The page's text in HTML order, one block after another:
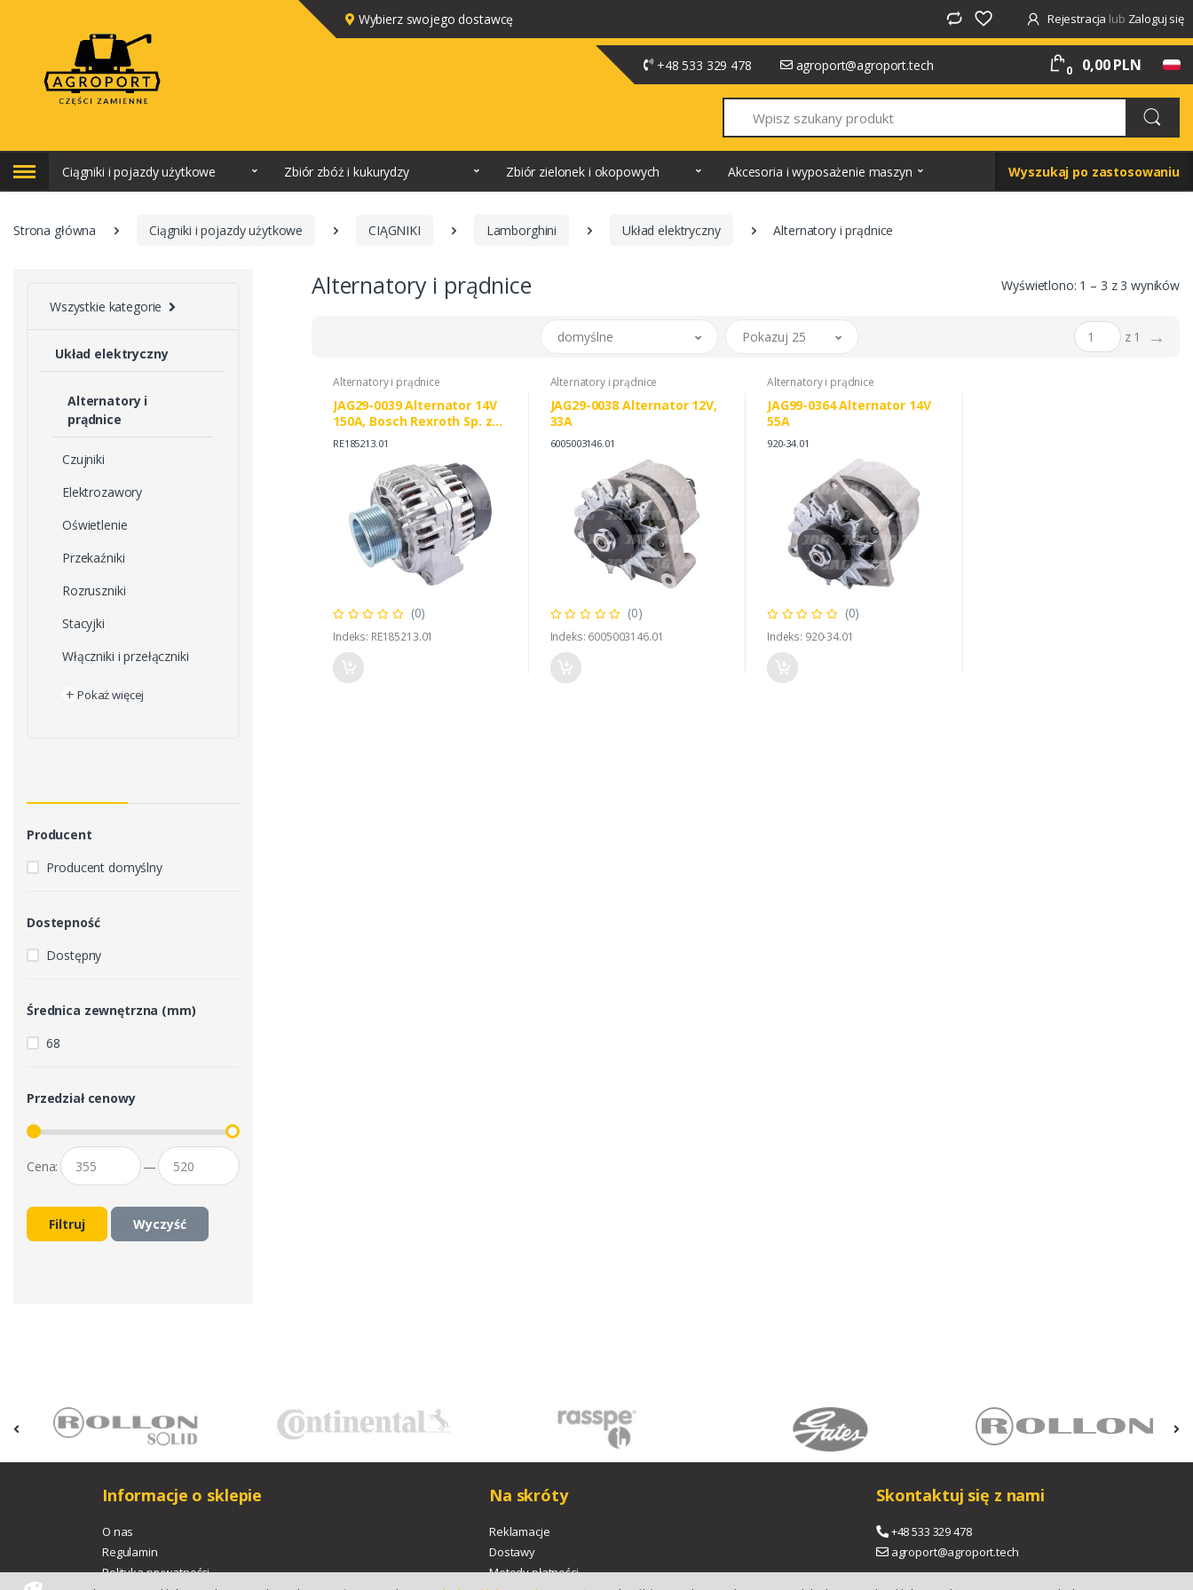
Wybierz swojego dostawcę Rejestracja lub Zaloguj się
+48 533 329 478 agroport@agroport.tech 0 0,00 PLN
Ciągniki i pojazdy użytkowe Zbiór zbóż i kukurydzy Zbiór zielonek i okopowych Akcesoria i wyposażenie maszyn Wyszukaj po zastosowaniu
Strona główna Ciągniki i pojazdy użytkowe CIĄGNIKI Lamborghini Układ elektryczny Alternatory i prądnice
Wszystkie kategorie
Układ elektryczny
Alternatory i
prądnice
Czujniki
Elektrozawory
Oświetlenie
Przekaźniki
Rozruszniki
Stacyjki
Włączniki i przełączniki
+ Pokaż więcej
Producent
Producent domyślny
Dostepność
Dostępny
Średnica zewnętrzna (mm)
68
Przedział cenowy
Cena: —
Filtruj Wyczyść
Alternatory i prądnice Wyświetlono: 1 – 3 z 3 wyników
domyślne Pokazuj 25 z 1 →
Alternatory i prądnice
JAG29-0039 Alternator 14V
150A, Bosch Rexroth Sp. z
o.o. 123515500 DEUTZ FAHR
1183606
RE185213.01
(0)
Indeks: RE185213.01
Alternatory i prądnice
JAG29-0038 Alternator 12V,
33A
6005003146.01
(0)
Indeks: 6005003146.01
Alternatory i prądnice
JAG99-0364 Alternator 14V
55A
920-34.01
(0)
Indeks: 920-34.01
Informacje o sklepie
O nas
Regulamin
Polityka prywatności
Na skróty
Reklamacje
Dostawy
Metody płatności
Skontaktuj się z nami
+48 533 329 478
agroport@agroport.tech